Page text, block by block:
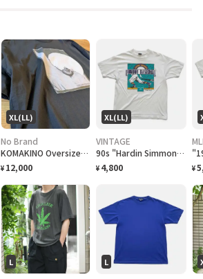
XL(LL)
No Brand
KOMAKINO Oversized T-Shirt
¥ 12,000
XL(LL)
VINTAGE
90s "Hardin Simmons University Cowboy Baseball" T-Shirt ハーディン シモンズ大学 カウボーイズベースボール Tシャツ [XL]
¥ 4,800 ¥
L L